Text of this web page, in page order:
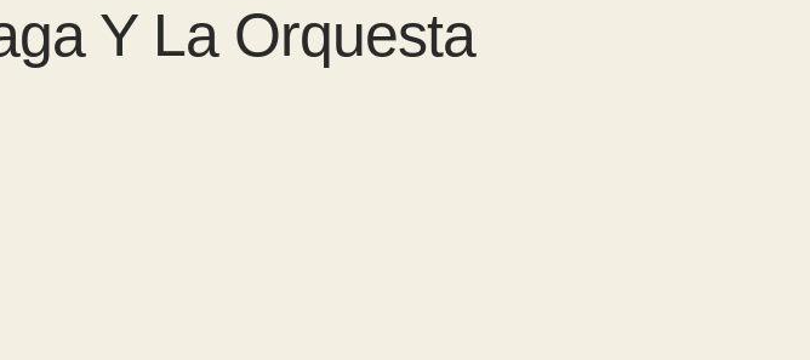
Y La Orquesta